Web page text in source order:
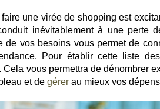
faire une virée de shopping est
inévitablement à une perte
de vos besoins vous permet de
Pour établir cette liste
Cela vous permettra de dénombrer
et de gérer au mieux vos